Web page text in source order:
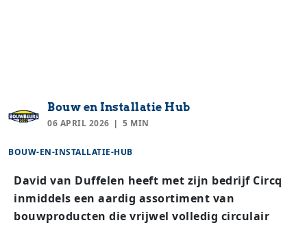
Bouw en Installatie Hub
06 APRIL 2026 5 MIN
BOUW-EN-INSTALLATIE-HUB
David van Duffelen heeft met zijn bedrijf Circq
inmiddels een aardig assortiment van
bouwproducten die vrijwel volledig circulair